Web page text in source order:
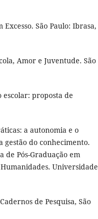
São Paulo: Ibrasa,
Amor e Juventude. São
escolar: proposta de
a autonomia e o
do conhecimento.
de Pós-Graduação em
Universidade
de Pesquisa, São